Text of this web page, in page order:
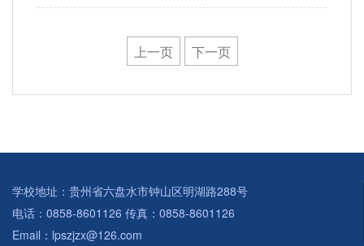
上一页 下一页
学校地址：贵州省六盘水市钟山区明湖路288号
电话：0858-8601126 传真：0858-8601126
Email：lpszjzx@126.com